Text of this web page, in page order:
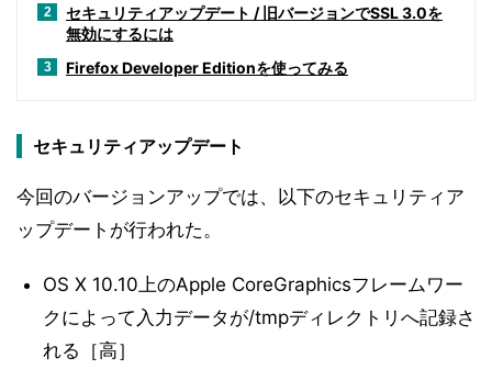
2
セキュリティアップデート / 旧バージョンでSSL 3.0を
無効にするには
3 Firefox Developer Editionを使ってみる
セキュリティアップデート
今回のバージョンアップでは、以下のセキュリティア
ップデートが行われた。
OS X 10.10上のApple CoreGraphicsフレームワー
クによって入力データが/tmpディレクトリへ記録さ
れる［高］